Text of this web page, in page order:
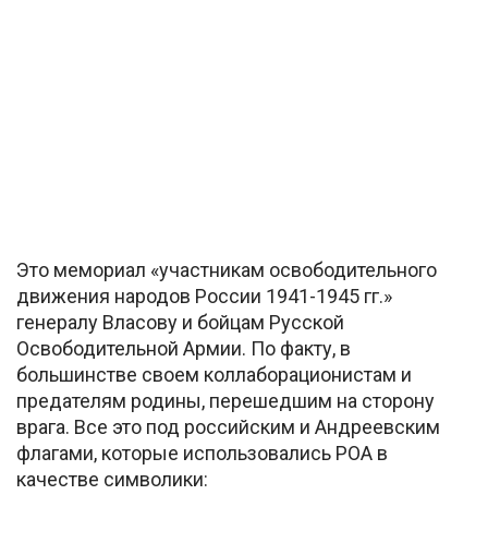
Это мемориал «участникам освободительного
движения народов России 1941-1945 гг.»
генералу Власову и бойцам Русской
Освободительной Армии. По факту, в
большинстве своем коллаборационистам и
предателям родины, перешедшим на сторону
врага. Все это под российским и Андреевским
флагами, которые использовались РОА в
качестве символики: